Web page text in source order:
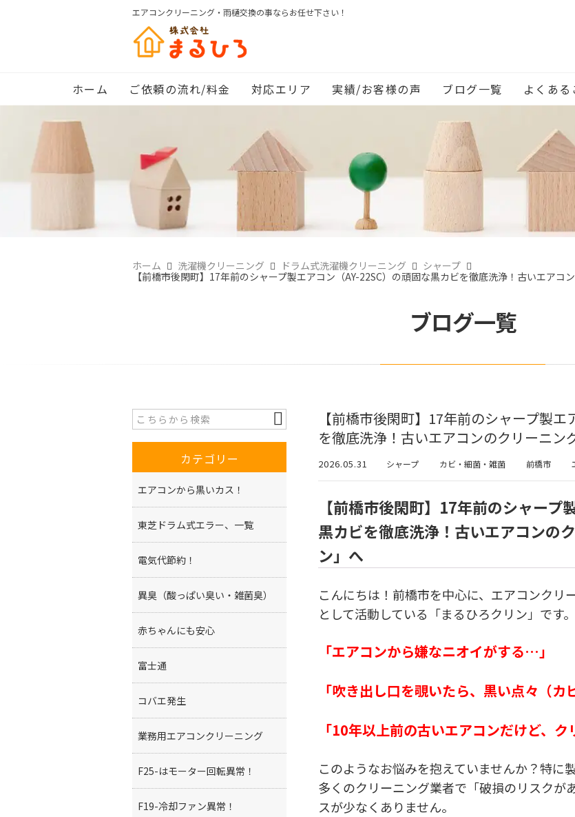
エアコンクリーニング・雨樋交換の事ならお任せ下さい！
ホーム ご依頼の流れ/料金 対応エリア 実績/お客様の声 ブログ一覧 よくある
ホーム 洗濯機クリーニング ドラム式洗濯機クリーニング
シャープ
【前橋市後閑町】17年前のシャープ製エアコン（AY-22SC）の頑固な黒カビを徹底洗浄！古いエアコ
ブログ一覧
【前橋市後閑町】17年前のシャープ製
を徹底洗浄！古いエアコンのクリーニン
2026.05.31 シャープ カビ・細菌・雑菌 前橋市
【前橋市後閑町】17年前のシャープ
黒カビを徹底洗浄！古いエアコンの
ン」へ
こんにちは！前橋市を中心に、エアコンク
として活動している「まるひろクリン」です。
「エアコンから嫌なニオイがする…」
「吹き出し口を覗いたら、黒い点々（
「10年以上前の古いエアコンだけど、ク
このようなお悩みを抱えていませんか？特に
多くのクリーニング業者で「破損のリスクが
スが少なくありません。
カテゴリー
エアコンから黒いカス！
東芝ドラム式エラー、一覧
電気代節約！
異臭（酸っぱい臭い・雑菌臭）
赤ちゃんにも安心
富士通
コバエ発生
業務用エアコンクリーニング
F25-はモーター回転異常！
F19-冷却ファン異常！